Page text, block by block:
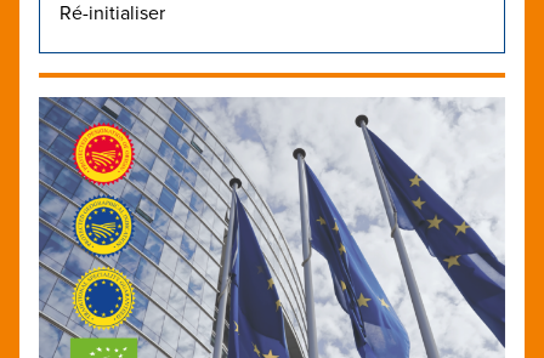
Ré-initialiser